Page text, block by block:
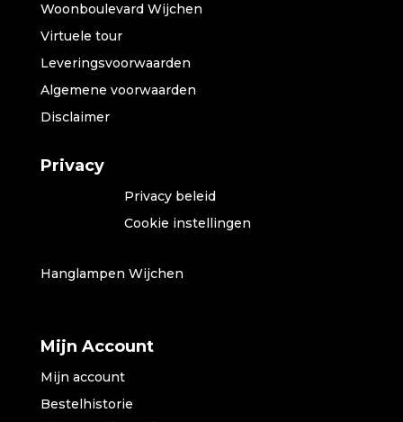
Woonboulevard Wijchen
Virtuele tour
Leveringsvoorwaarden
Algemene voorwaarden
Disclaimer
Privacy
Privacy beleid
Cookie instellingen
Hanglampen Wijchen
Mijn Account
Mijn account
Bestelhistorie